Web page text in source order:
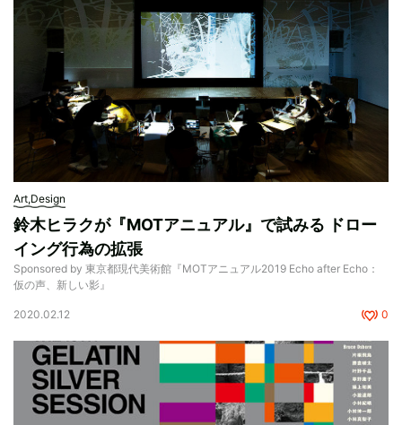
Art,Design
鈴木ヒラクが『MOTアニュアル』で試みる ドロー
イング行為の拡張
Sponsored by 東京都現代美術館『MOTアニュアル2019 Echo after Echo：
仮の声、新しい影』
2020.02.12 0